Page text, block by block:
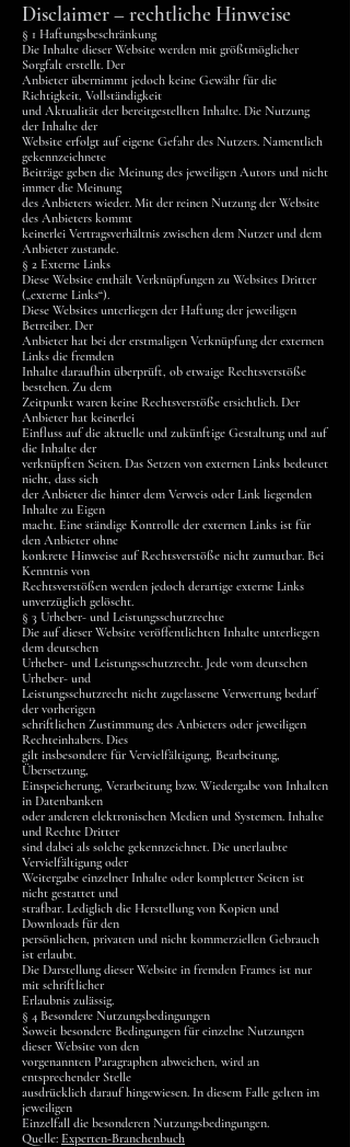
Disclaimer – rechtliche Hinweise
§ 1 Haftungsbeschränkung
Die Inhalte dieser Website werden mit größtmöglicher
Sorgfalt erstellt. Der
Anbieter übernimmt jedoch keine Gewähr für die
Richtigkeit, Vollständigkeit
und Aktualität der bereitgestellten Inhalte. Die Nutzung
der Inhalte der
Website erfolgt auf eigene Gefahr des Nutzers. Namentlich
gekennzeichnete
Beiträge geben die Meinung des jeweiligen Autors und nicht
immer die Meinung
des Anbieters wieder. Mit der reinen Nutzung der Website
des Anbieters kommt
keinerlei Vertragsverhältnis zwischen dem Nutzer und dem
Anbieter zustande.
§ 2 Externe Links
Diese Website enthält Verknüpfungen zu Websites Dritter
(„externe Links“).
Diese Websites unterliegen der Haftung der jeweiligen
Betreiber. Der
Anbieter hat bei der erstmaligen Verknüpfung der externen
Links die fremden
Inhalte daraufhin überprüft, ob etwaige Rechtsverstöße
bestehen. Zu dem
Zeitpunkt waren keine Rechtsverstöße ersichtlich. Der
Anbieter hat keinerlei
Einfluss auf die aktuelle und zukünftige Gestaltung und auf
die Inhalte der
verknüpften Seiten. Das Setzen von externen Links bedeutet
nicht, dass sich
der Anbieter die hinter dem Verweis oder Link liegenden
Inhalte zu Eigen
macht. Eine ständige Kontrolle der externen Links ist für
den Anbieter ohne
konkrete Hinweise auf Rechtsverstöße nicht zumutbar. Bei
Kenntnis von
Rechtsverstößen werden jedoch derartige externe Links
unverzüglich gelöscht.
§ 3 Urheber- und Leistungsschutzrechte
Die auf dieser Website veröffentlichten Inhalte unterliegen
dem deutschen
Urheber- und Leistungsschutzrecht. Jede vom deutschen
Urheber- und
Leistungsschutzrecht nicht zugelassene Verwertung bedarf
der vorherigen
schriftlichen Zustimmung des Anbieters oder jeweiligen
Rechteinhabers. Dies
gilt insbesondere für Vervielfältigung, Bearbeitung,
Übersetzung,
Einspeicherung, Verarbeitung bzw. Wiedergabe von Inhalten
in Datenbanken
oder anderen elektronischen Medien und Systemen. Inhalte
und Rechte Dritter
sind dabei als solche gekennzeichnet. Die unerlaubte
Vervielfältigung oder
Weitergabe einzelner Inhalte oder kompletter Seiten ist
nicht gestattet und
strafbar. Lediglich die Herstellung von Kopien und
Downloads für den
persönlichen, privaten und nicht kommerziellen Gebrauch
ist erlaubt.
Die Darstellung dieser Website in fremden Frames ist nur
mit schriftlicher
Erlaubnis zulässig.
§ 4 Besondere Nutzungsbedingungen
Soweit besondere Bedingungen für einzelne Nutzungen
dieser Website von den
vorgenannten Paragraphen abweichen, wird an
entsprechender Stelle
ausdrücklich darauf hingewiesen. In diesem Falle gelten im
jeweiligen
Einzelfall die besonderen Nutzungsbedingungen.
Quelle: Experten-Branchenbuch